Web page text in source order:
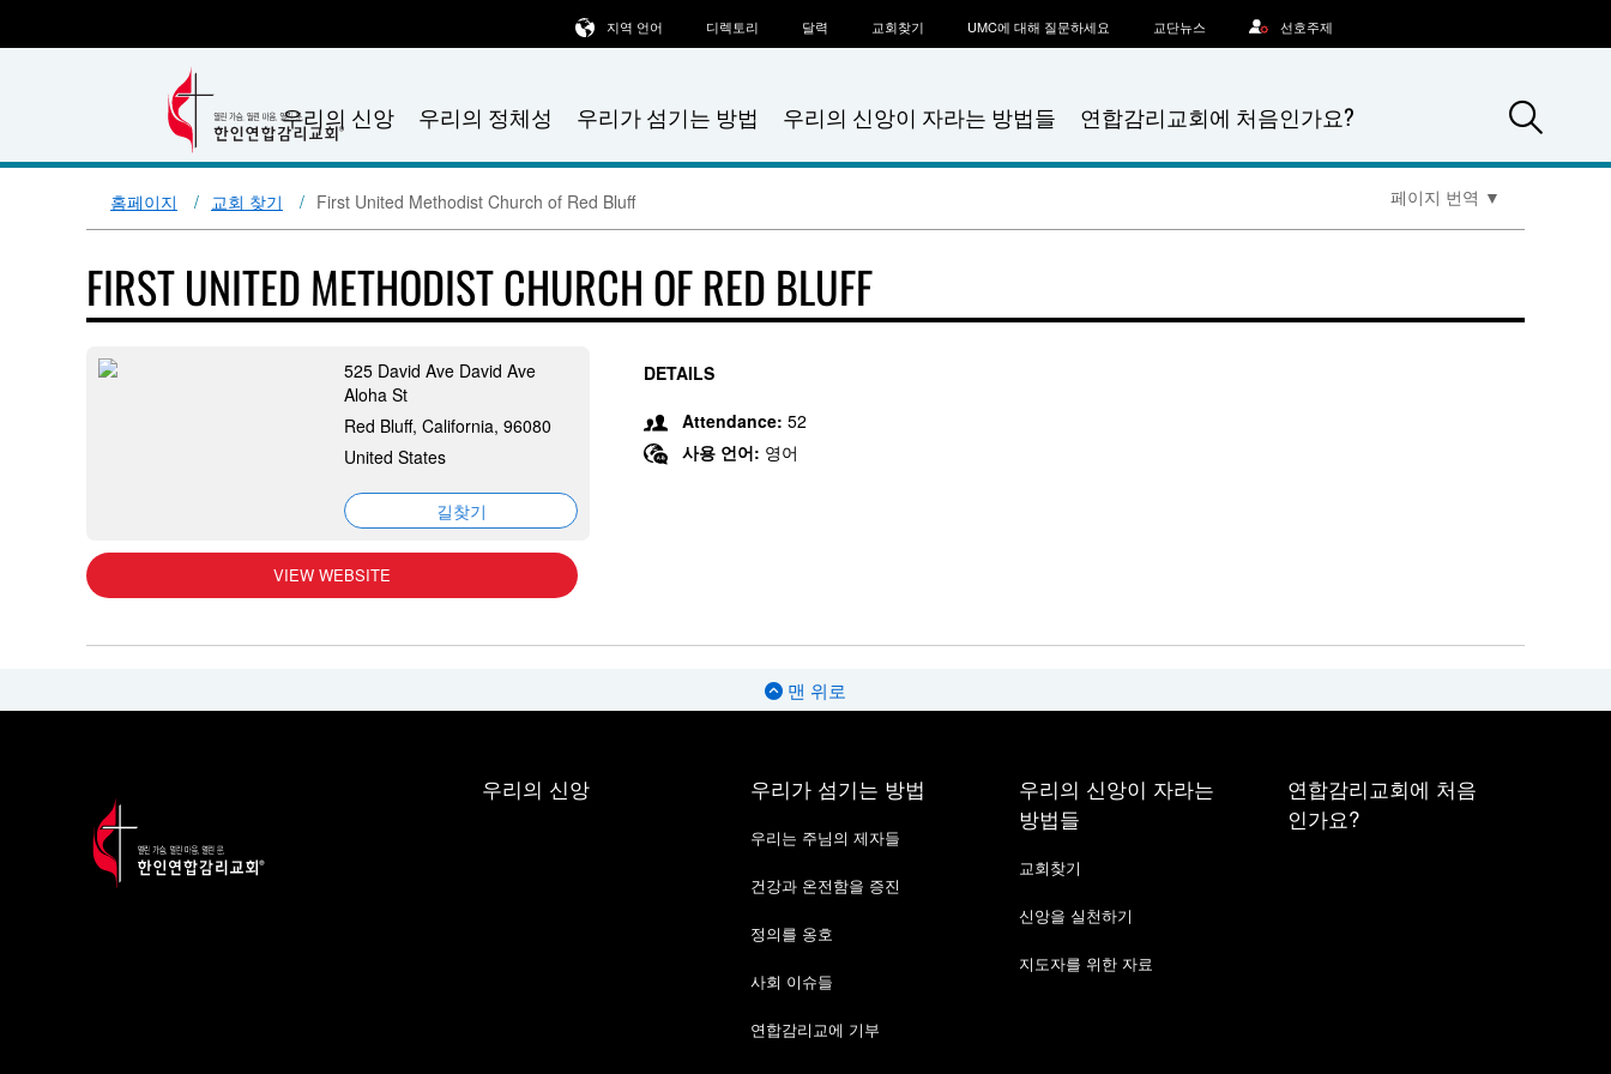
우리의 신앙 우리의 정체성 우리가 섬기는 방법 우리의 신앙이 자라는 방법들 연합감리교회에 처음인가요?
지역 언어 디렉토리 달력 교회찾기 UMC에 대해 질문하세요 교단뉴스 선호주제
홈페이지 교회 찾기 First United Methodist Church of Red Bluff 페이지 번역 ▼
FIRST UNITED METHODIST CHURCH OF RED BLUFF
525 David Ave David Ave
Aloha St
Red Bluff, California, 96080
United States
길찾기
VIEW WEBSITE
DETAILS
Attendance: 52
사용 언어: 영어
맨 위로
우리의 신앙 우리가 섬기는 방법
우리는 주님의 제자들
건강과 온전함을 증진
정의를 옹호
사회 이슈들
연합감리교에 기부
우리의 신앙이 자라는
방법들
교회찾기
신앙을 실천하기
지도자를 위한 자료
연합감리교회에 처음
인가요?